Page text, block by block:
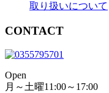
取り扱いについて
CONTACT
Open
月～土曜11:00～17:00